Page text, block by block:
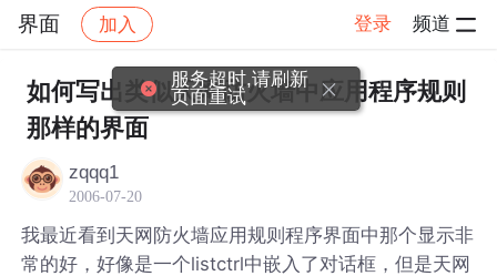
界面 加入 登录 频道
社区 界面 帖子详情
如何写出类似天网防火墙中应用程序规则
那样的界面
zqqq1
2006-07-20
我最近看到天网防火墙应用规则程序界面中那个显示非
常的好，好像是一个listctrl中嵌入了对话框，但是天网
服务超时,请刷新
页面重试